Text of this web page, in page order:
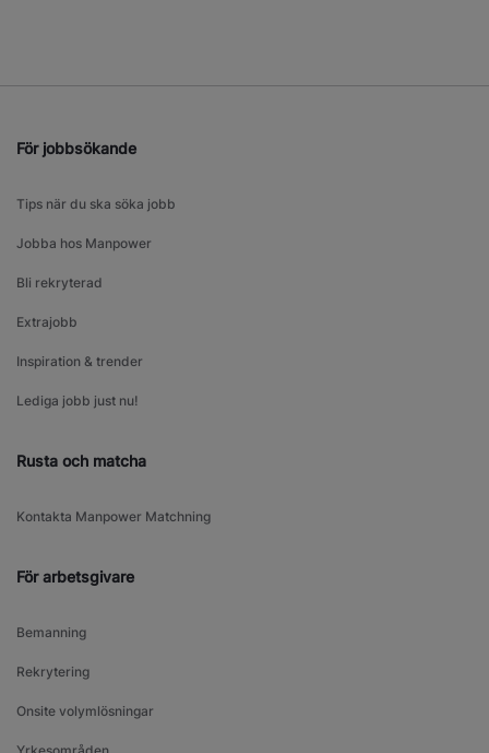
För jobbsökande
Tips när du ska söka jobb
Jobba hos Manpower
Bli rekryterad
Extrajobb
Inspiration & trender
Lediga jobb just nu!
Rusta och matcha
Kontakta Manpower Matchning
För arbetsgivare
Bemanning
Rekrytering
Onsite volymlösningar